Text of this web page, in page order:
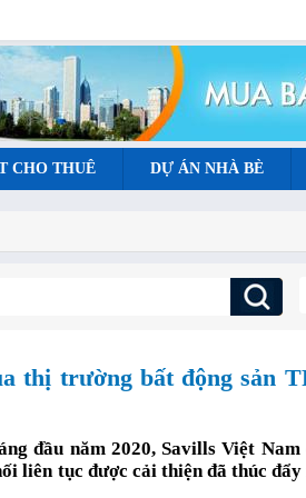
CHO THUÊ DỰ ÁN NHÀ BÈ
thị trường bất động sản
đầu năm 2020, Savills Việt Nam
liên tục được cải thiện đã thúc